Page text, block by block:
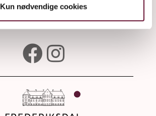
Kun nødvendige cookies